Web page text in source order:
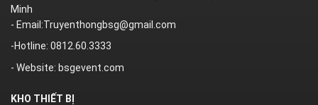
Minh
- Email:Truyenthongbsg@gmail.com
-Hotline: 0812.60.3333
- Website: bsgevent.com
KHO THIẾT BỊ